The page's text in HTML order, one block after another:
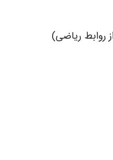
روابط ریاضی)